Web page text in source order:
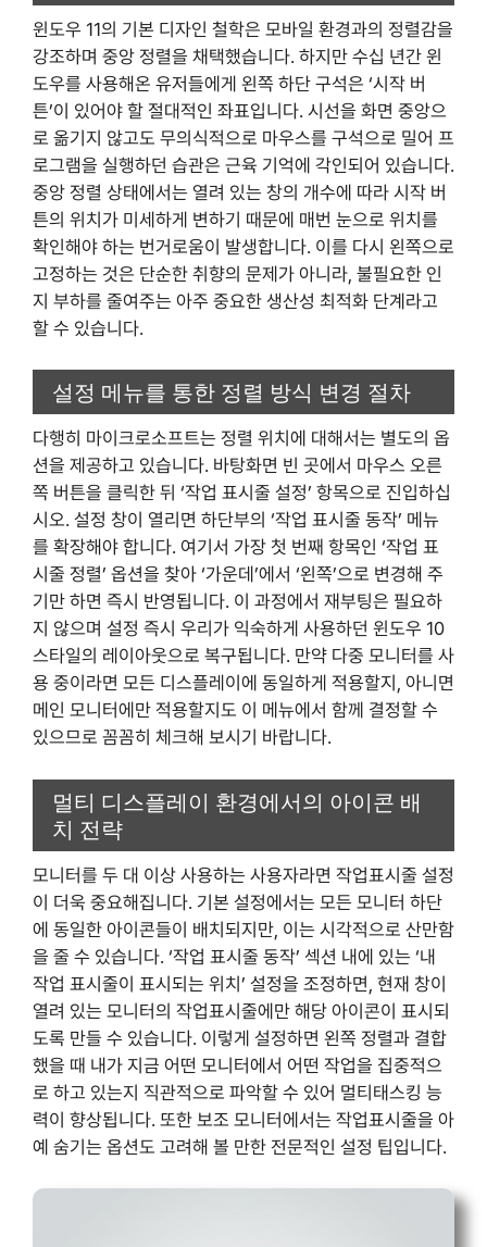
윈도우 11의 기본 디자인 철학은 모바일 환경과의 정렬감을
강조하며 중앙 정렬을 채택했습니다. 하지만 수십 년간 윈
도우를 사용해온 유저들에게 왼쪽 하단 구석은 ‘시작 버
튼’이 있어야 할 절대적인 좌표입니다. 시선을 화면 중앙으
로 옮기지 않고도 무의식적으로 마우스를 구석으로 밀어 프
로그램을 실행하던 습관은 근육 기억에 각인되어 있습니다.
중앙 정렬 상태에서는 열려 있는 창의 개수에 따라 시작 버
튼의 위치가 미세하게 변하기 때문에 매번 눈으로 위치를
확인해야 하는 번거로움이 발생합니다. 이를 다시 왼쪽으로
고정하는 것은 단순한 취향의 문제가 아니라, 불필요한 인
지 부하를 줄여주는 아주 중요한 생산성 최적화 단계라고
할 수 있습니다.
설정 메뉴를 통한 정렬 방식 변경 절차
다행히 마이크로소프트는 정렬 위치에 대해서는 별도의 옵
션을 제공하고 있습니다. 바탕화면 빈 곳에서 마우스 오른
쪽 버튼을 클릭한 뒤 ‘작업 표시줄 설정’ 항목으로 진입하십
시오. 설정 창이 열리면 하단부의 ‘작업 표시줄 동작’ 메뉴
를 확장해야 합니다. 여기서 가장 첫 번째 항목인 ‘작업 표
시줄 정렬’ 옵션을 찾아 ‘가운데’에서 ‘왼쪽’으로 변경해 주
기만 하면 즉시 반영됩니다. 이 과정에서 재부팅은 필요하
지 않으며 설정 즉시 우리가 익숙하게 사용하던 윈도우 10
스타일의 레이아웃으로 복구됩니다. 만약 다중 모니터를 사
용 중이라면 모든 디스플레이에 동일하게 적용할지, 아니면
메인 모니터에만 적용할지도 이 메뉴에서 함께 결정할 수
있으므로 꼼꼼히 체크해 보시기 바랍니다.
멀티 디스플레이 환경에서의 아이콘 배
치 전략
모니터를 두 대 이상 사용하는 사용자라면 작업표시줄 설정
이 더욱 중요해집니다. 기본 설정에서는 모든 모니터 하단
에 동일한 아이콘들이 배치되지만, 이는 시각적으로 산만함
을 줄 수 있습니다. ‘작업 표시줄 동작’ 섹션 내에 있는 ‘내
작업 표시줄이 표시되는 위치’ 설정을 조정하면, 현재 창이
열려 있는 모니터의 작업표시줄에만 해당 아이콘이 표시되
도록 만들 수 있습니다. 이렇게 설정하면 왼쪽 정렬과 결합
했을 때 내가 지금 어떤 모니터에서 어떤 작업을 집중적으
로 하고 있는지 직관적으로 파악할 수 있어 멀티태스킹 능
력이 향상됩니다. 또한 보조 모니터에서는 작업표시줄을 아
예 숨기는 옵션도 고려해 볼 만한 전문적인 설정 팁입니다.